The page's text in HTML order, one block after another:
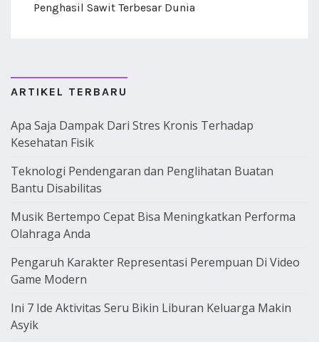
Penghasil Sawit Terbesar Dunia
ARTIKEL TERBARU
Apa Saja Dampak Dari Stres Kronis Terhadap
Kesehatan Fisik
Teknologi Pendengaran dan Penglihatan Buatan
Bantu Disabilitas
Musik Bertempo Cepat Bisa Meningkatkan Performa
Olahraga Anda
Pengaruh Karakter Representasi Perempuan Di Video
Game Modern
Ini 7 Ide Aktivitas Seru Bikin Liburan Keluarga Makin
Asyik